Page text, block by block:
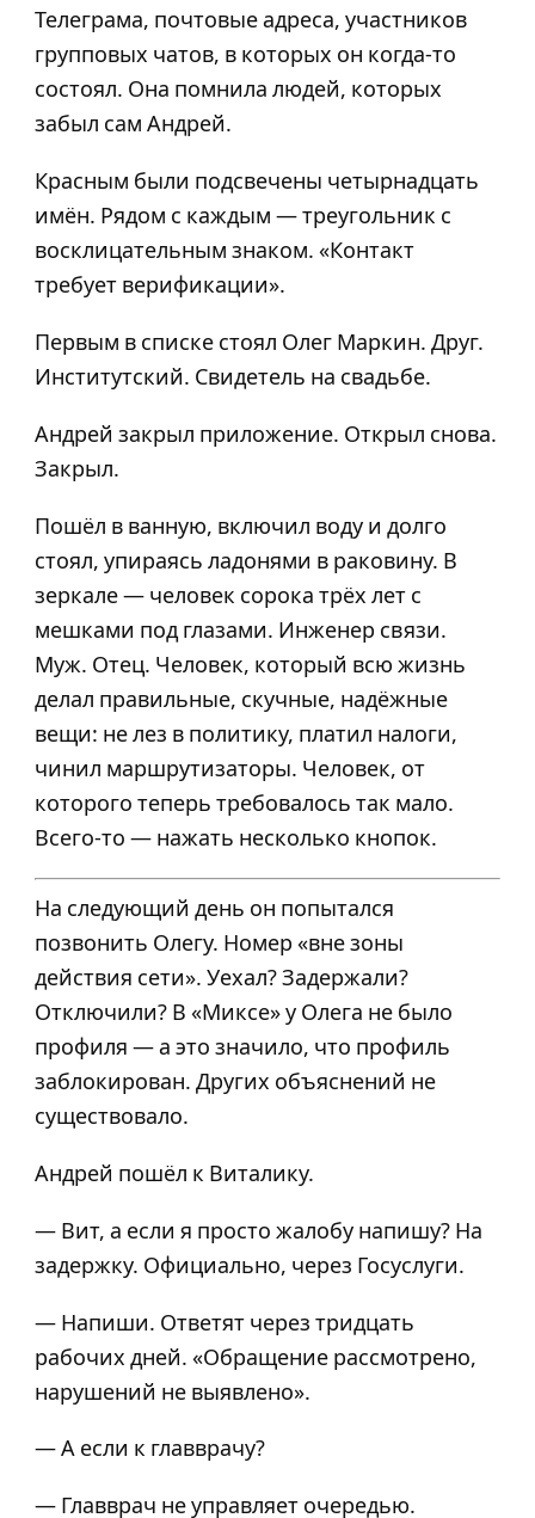
Телеграма, почтовые адреса, участников
групповых чатов, в которых он когда-то
состоял. Она помнила людей, которых
забыл сам Андрей.
Красным были подсвечены четырнадцать
имён. Рядом с каждым — треугольник с
восклицательным знаком. «Контакт
требует верификации».
Первым в списке стоял Олег Маркин. Друг.
Институтский. Свидетель на свадьбе.
Андрей закрыл приложение. Открыл снова.
Закрыл.
Пошёл в ванную, включил воду и долго
стоял, упираясь ладонями в раковину. В
зеркале — человек сорока трёх лет с
мешками под глазами. Инженер связи.
Муж. Отец. Человек, который всю жизнь
делал правильные, скучные, надёжные
вещи: не лез в политику, платил налоги,
чинил маршрутизаторы. Человек, от
которого теперь требовалось так мало.
Всего-то — нажать несколько кнопок.
На следующий день он попытался
позвонить Олегу. Номер «вне зоны
действия сети». Уехал? Задержали?
Отключили? В «Миксе» у Олега не было
профиля — а это значило, что профиль
заблокирован. Других объяснений не
существовало.
Андрей пошёл к Виталику.
— Вит, а если я просто жалобу напишу? На
задержку. Официально, через Госуслуги.
— Напиши. Ответят через тридцать
рабочих дней. «Обращение рассмотрено,
нарушений не выявлено».
— А если к главврачу?
— Главврач не управляет очередью.